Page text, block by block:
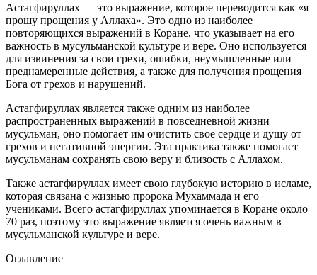
Астагфируллах — это выражение, которое переводится как «я
прошу прощения у Аллаха». Это одно из наиболее
повторяющихся выражений в Коране, что указывает на его
важность в мусульманской культуре и вере. Оно используется
для извинения за свои грехи, ошибки, неумышленные или
преднамеренные действия, а также для получения прощения
Бога от грехов и нарушений.
Астагфируллах является также одним из наиболее
распространенных выражений в повседневной жизни
мусульман, оно помогает им очистить свое сердце и душу от
грехов и негативной энергии. Эта практика также помогает
мусульманам сохранять свою веру и близость с Аллахом.
Также астагфируллах имеет свою глубокую историю в исламе,
которая связана с жизнью пророка Мухаммада и его
учениками. Всего астагфируллах упоминается в Коране около
70 раз, поэтому это выражение является очень важным в
мусульманской культуре и вере.
Оглавление